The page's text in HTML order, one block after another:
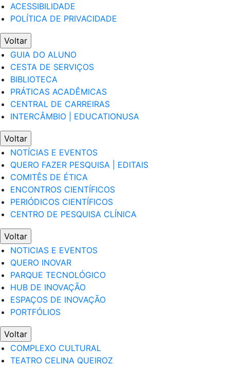
ACESSIBILIDADE
POLÍTICA DE PRIVACIDADE
Voltar
GUIA DO ALUNO
CESTA DE SERVIÇOS
BIBLIOTECA
PRÁTICAS ACADÊMICAS
CENTRAL DE CARREIRAS
INTERCÂMBIO | EDUCATIONUSA
Voltar
NOTÍCIAS E EVENTOS
QUERO FAZER PESQUISA | EDITAIS
COMITÊS DE ÉTICA
ENCONTROS CIENTÍFICOS
PERIÓDICOS CIENTÍFICOS
CENTRO DE PESQUISA CLÍNICA
Voltar
NOTICIAS E EVENTOS
QUERO INOVAR
PARQUE TECNOLÓGICO
HUB DE INOVAÇÃO
ESPAÇOS DE INOVAÇÃO
PORTFÓLIOS
Voltar
COMPLEXO CULTURAL
TEATRO CELINA QUEIROZ